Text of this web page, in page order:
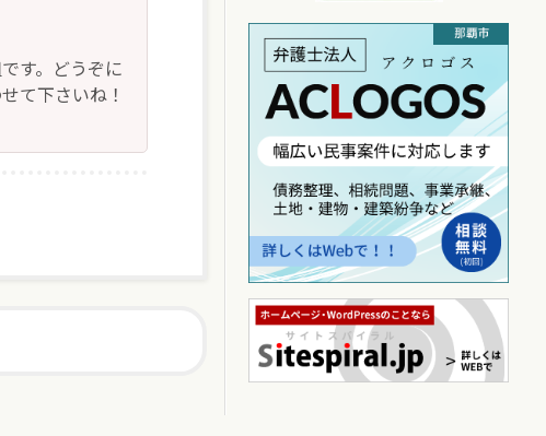
す。どうぞに
て下さいね！